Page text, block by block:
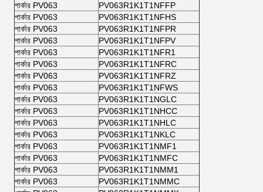
পার্কার PV063
PV063R1K1T1NFFP
পার্কার PV063
PV063R1K1T1NFHS
পার্কার PV063
PV063R1K1T1NFPR
পার্কার PV063
PV063R1K1T1NFPV
পার্কার PV063
PV063R1K1T1NFR1
পার্কার PV063
PV063R1K1T1NFRC
পার্কার PV063
PV063R1K1T1NFRZ
পার্কার PV063
PV063R1K1T1NFWS
পার্কার PV063
PV063R1K1T1NGLC
পার্কার PV063
PV063R1K1T1NHCC
পার্কার PV063
PV063R1K1T1NHLC
পার্কার PV063
PV063R1K1T1NKLC
পার্কার PV063
PV063R1K1T1NMF1
পার্কার PV063
PV063R1K1T1NMFC
পার্কার PV063
PV063R1K1T1NMM1
পার্কার PV063
PV063R1K1T1NMMC